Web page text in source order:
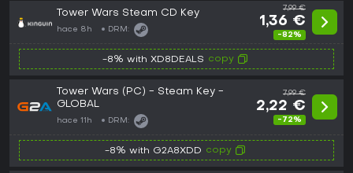
Tower Wars Steam CD Key
hace 8h DRM:
7,99 €
1,36 €
-82%
-8% with XD8DEALS copy
Tower Wars (PC) - Steam Key -
GLOBAL
hace 11h DRM:
7,99 €
2,22 €
-72%
-8% with G2A8XDD copy